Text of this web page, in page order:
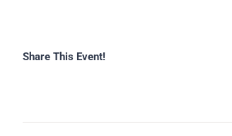
Share This Event!